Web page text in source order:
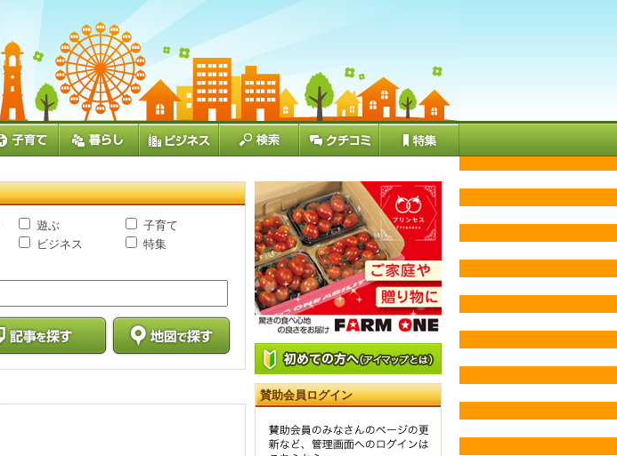
遊ぶ
子育て
ビジネス
特集
賛助会員ログイン